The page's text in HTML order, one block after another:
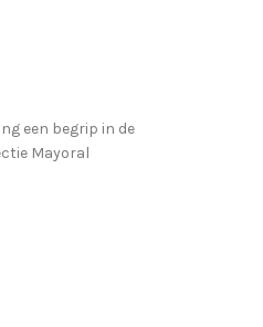
een begrip in de
Mayoral